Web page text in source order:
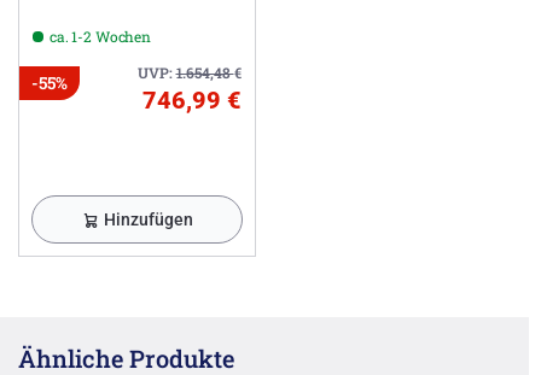
ca. 1-2 Wochen
UVP:1.654,48€
-55%
746,99 €
Hinzufügen
Ähnliche Produkte